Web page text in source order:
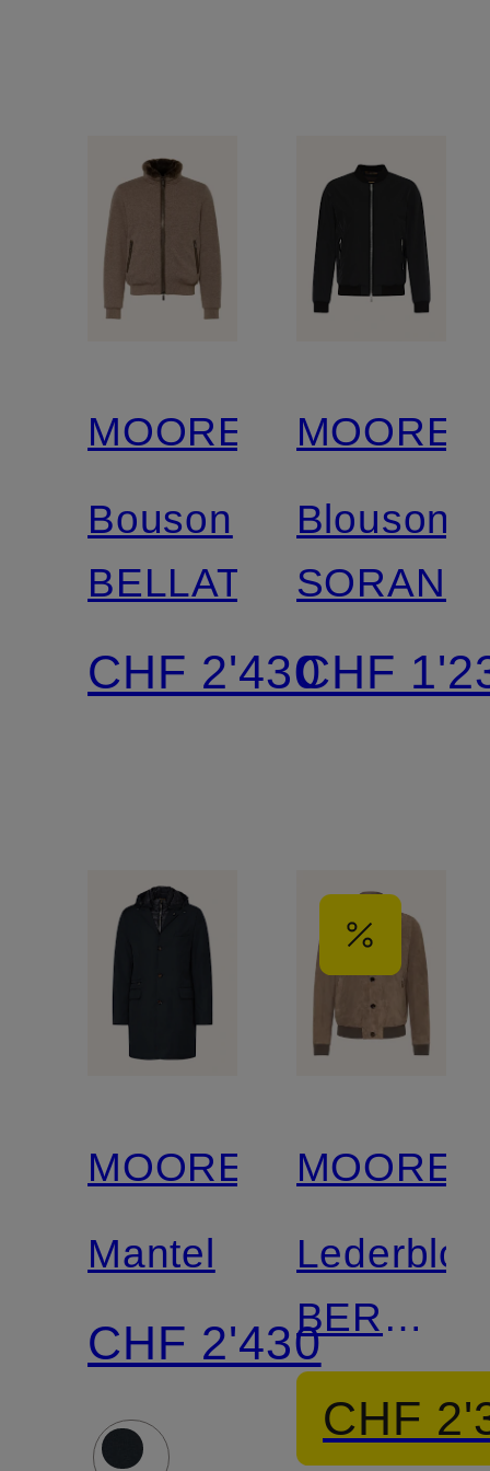
MOORER
Bouson
BELLATI
CHF 2'430
MOORER
Blouson
SORANO
CHF
MOORER
Mantel
CHF 2'430
MOORER
BERNIE
mit
CHF